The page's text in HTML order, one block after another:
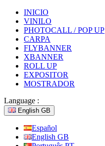
INICIO
VINILO
PHOTOCALL / POP UP
CARPA
FLYBANNER
XBANNER
ROLL UP
EXPOSITOR
MOSTRADOR
Language :
English GB
Español
English GB